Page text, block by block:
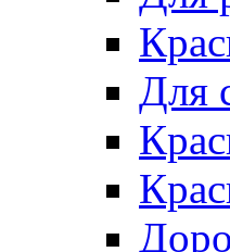
Для